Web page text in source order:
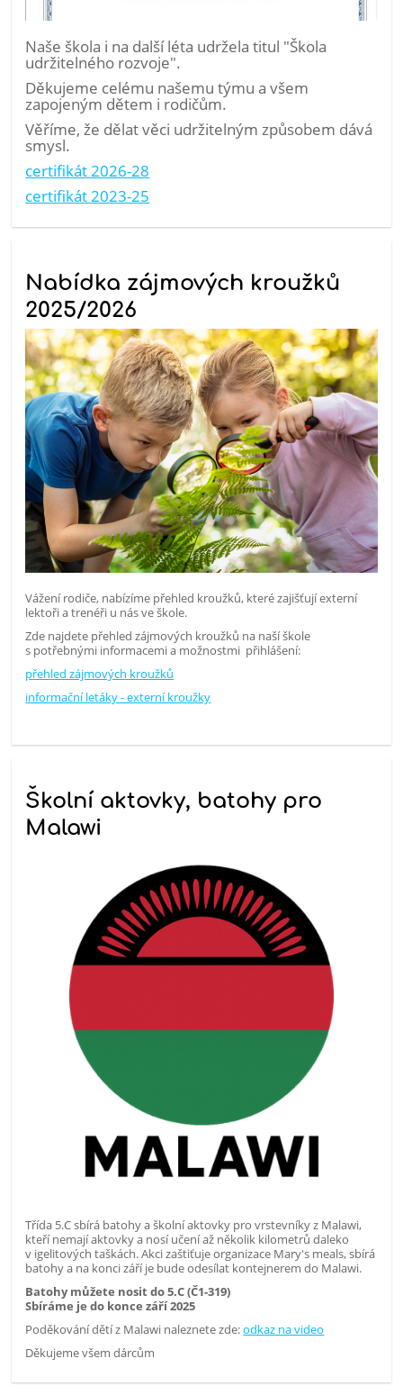
Naše škola i na další léta udržela titul "Škola
udržitelného rozvoje".
Děkujeme celému našemu týmu a všem
zapojeným dětem i rodičům.
Věříme, že dělat věci udržitelným způsobem dává
smysl.
certifikát 2026-28
certifikát 2023-25
Nabídka zájmových kroužků
2025/2026
Vážení rodiče, nabízíme přehled kroužků, které zajišťují externí
lektoři a trenéři u nás ve škole.
Zde najdete přehled zájmových kroužků na naší škole
s potřebnými informacemi a možnostmi přihlášení:
přehled zájmových kroužků
informační letáky - externí kroužky
Školní aktovky, batohy pro
Malawi
Třída 5.C sbírá batohy a školní aktovky pro vrstevníky z Malawi,
kteří nemají aktovky a nosí učení až několik kilometrů daleko
v igelitových taškách. Akci zaštiťuje organizace Mary's meals, sbírá
batohy a na konci září je bude odesílat kontejnerem do Malawi.
Batohy můžete nosit do 5.C (Č1-319)
Sbíráme je do konce září 2025
Poděkování dětí z Malawi naleznete zde:odkaz na video
Děkujeme všem dárcům